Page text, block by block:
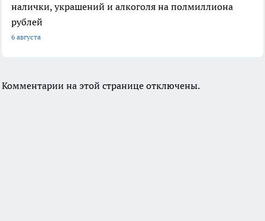
налички, украшений и алкоголя на полмиллиона
рублей
6 августа
Комментарии на этой странице отключены.